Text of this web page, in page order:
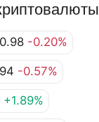
-0.20%
-0.57%
+1.89%